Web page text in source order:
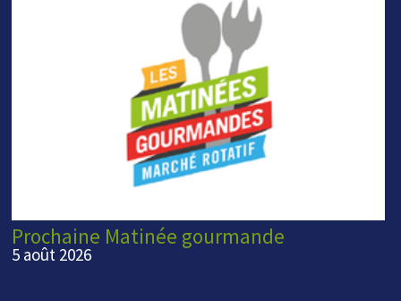
Prochaine Matinée gourmande
5 août 2026